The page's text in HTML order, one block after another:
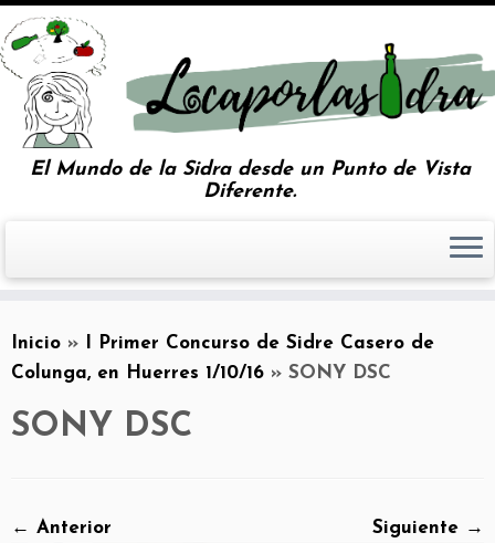
El Mundo de la Sidra desde un Punto de Vista
Diferente.
Inicio »
I Primer Concurso de Sidre Casero de
Colunga, en Huerres 1/10/16 » SONY DSC
SONY DSC
← Anterior Siguiente →